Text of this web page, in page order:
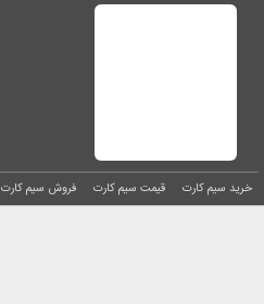
خرید سیم کارت قیمت سیم کارت فروش سیم کارت